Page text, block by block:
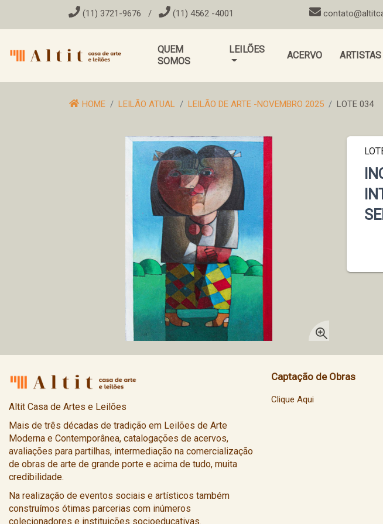
(11) 3721-9676 / (11) 4562 -4001
QUEM
SOMOS
LEILÕES
ACERVO ARTISTAS
HOME LEILÃO ATUAL LEILÃO DE ARTE -NOVEMBRO 2025 LOTE 034
Altit Casa de Artes e Leilões
Mais de três décadas de tradição em Leilões de Arte
Moderna e Contemporânea, catalogações de acervos,
avaliações para partilhas, intermediação na comercialização
de obras de arte de grande porte e acima de tudo, muita
credibilidade.
Na realização de eventos sociais e artísticos também
construímos ótimas parcerias com inúmeros
colecionadores e instituições socioeducativas.
Captação de Obras
Clique Aqui